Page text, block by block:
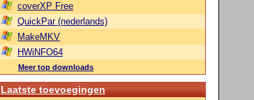
coverXP Free
QuickPar (nederlands)
MakeMKV
HWiNFO64
Meer top downloads
Laatste toevoegingen